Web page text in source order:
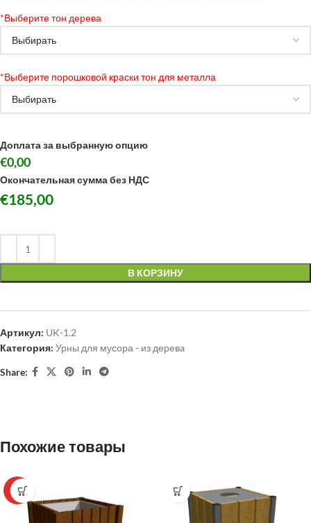
*Выберите тон дерева
*Выберите порошковой краски тон для металла
Доплата за выбранную опцию
€0,00
Окончательная сумма без НДС
€185,00
В КОРЗИНУ
Артикул: UK-1.2
Категория: Урны для мусора - из деревa
Share:
Похожие товары
HOT